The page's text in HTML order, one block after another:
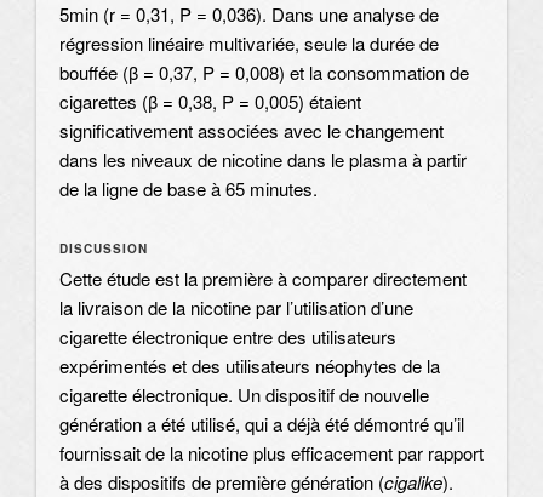
5min (r = 0,31, P = 0,036). Dans une analyse de
régression linéaire multivariée, seule la durée de
bouffée (β = 0,37, P = 0,008) et la consommation de
cigarettes (β = 0,38, P = 0,005) étaient
significativement associées avec le changement
dans les niveaux de nicotine dans le plasma à partir
de la ligne de base à 65 minutes.
DISCUSSION
Cette étude est la première à comparer directement
la livraison de la nicotine par l’utilisation d’une
cigarette électronique entre des utilisateurs
expérimentés et des utilisateurs néophytes de la
cigarette électronique. Un dispositif de nouvelle
génération a été utilisé, qui a déjà été démontré qu’il
fournissait de la nicotine plus efficacement par rapport
à des dispositifs de première génération (cigalike).